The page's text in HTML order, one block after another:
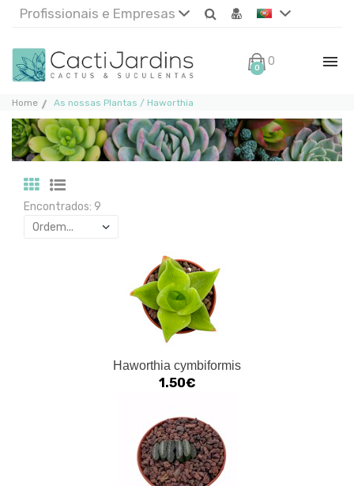
Profissionais e Empresas
0 0€
Home As nossas Plantas / Haworthia
Encontrados: 9
Haworthia cymbiformis
1.50€